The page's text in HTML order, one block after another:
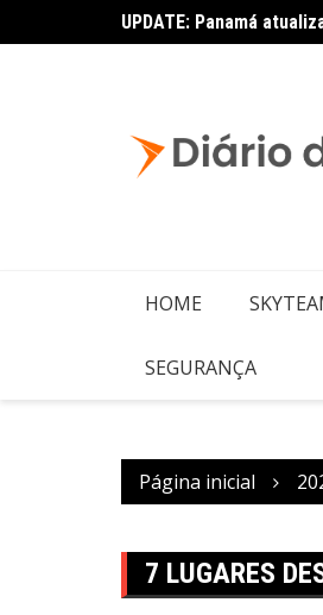
Copa – Atualização:
HOME
SEGURANÇA
Página inicial
7 LUGARES